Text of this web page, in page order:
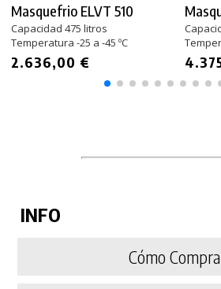
Masquefrio ELVT 510
Capacidad 475 litros
Temperatura -25 a -45 ºC
2.636,00 €
INFO
Cómo